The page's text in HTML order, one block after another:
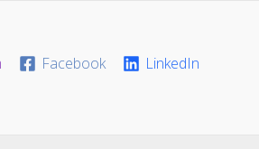
Facebook LinkedIn